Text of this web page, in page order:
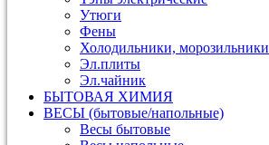
Утюги
Фены
Холодильники, морозильники
Эл.плиты
Эл.чайник
БЫТОВАЯ ХИМИЯ
ВЕСЫ (бытовые/напольные)
Весы бытовые